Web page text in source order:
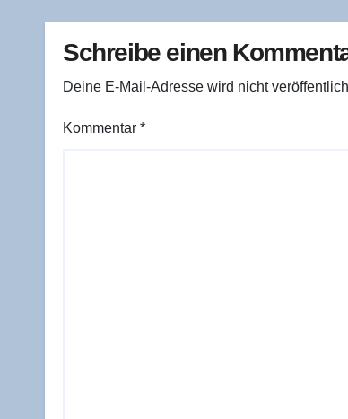
Schreibe einen
Deine E-Mail-Adresse wird nicht
Kommentar *